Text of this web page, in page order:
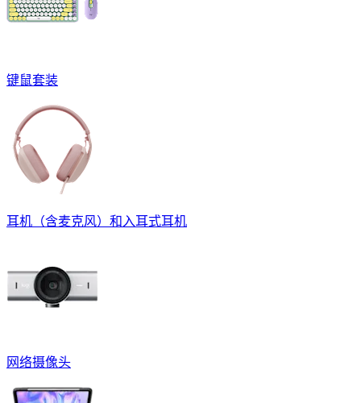
键鼠套装
耳机（含麦克风）和入耳式耳机
网络摄像头